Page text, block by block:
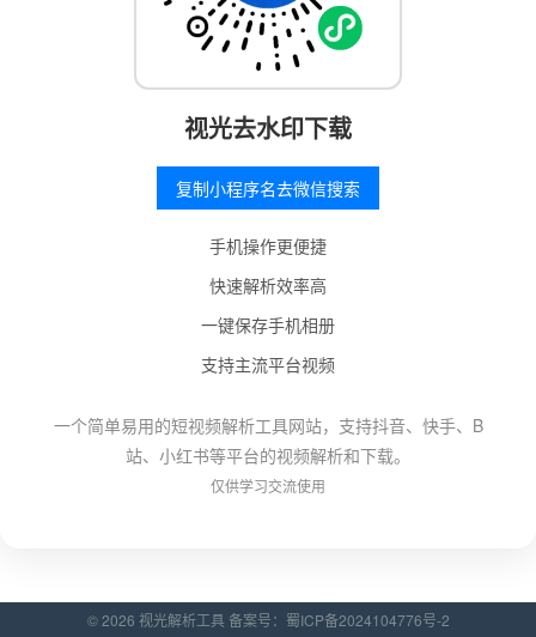
视光去水印下载
复制小程序名去微信搜索
手机操作更便捷
快速解析效率高
一键保存手机相册
支持主流平台视频
一个简单易用的短视频解析工具网站，支持抖音、快手、B
站、小红书等平台的视频解析和下载。
仅供学习交流使用
© 2026 视光解析工具 备案号： 蜀ICP备2024104776号-2